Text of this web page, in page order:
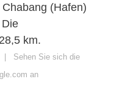
(Hafen)
km.
| Sehen Sie sich die
an